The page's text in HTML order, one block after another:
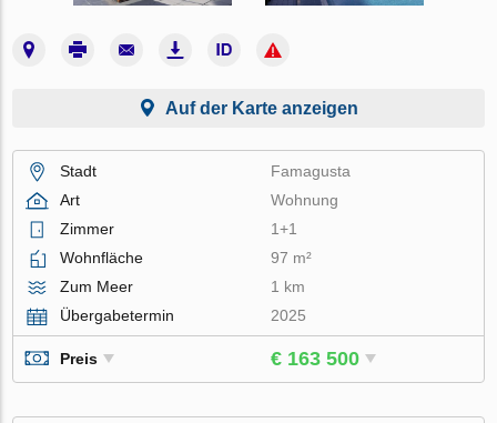
Auf der Karte anzeigen
Stadt
Famagusta
Art
Wohnung
Zimmer
1+1
Wohnfläche
97 m²
Zum Meer
1 km
Übergabetermin
2025
Preis € 163 500